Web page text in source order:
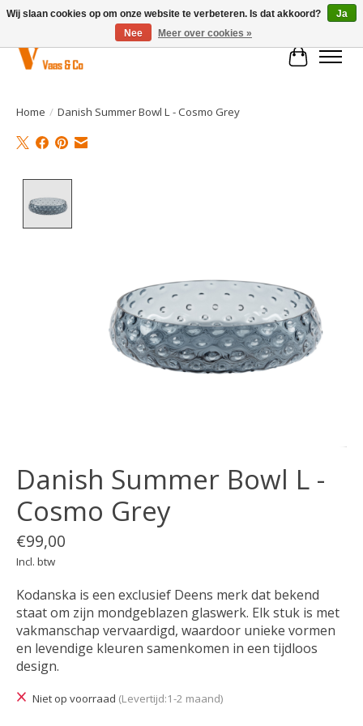
Home / Danish Summer Bowl L - Cosmo Grey
Danish Summer Bowl L -
Cosmo Grey
€99,00
Incl. btw
Kodanska is een exclusief Deens merk dat bekend
staat om zijn mondgeblazen glaswerk. Elk stuk is met
vakmanschap vervaardigd, waardoor unieke vormen
en levendige kleuren samenkomen in een tijdloos
design.
Niet op voorraad (Levertijd:1-2 maand)
Wij slaan cookies op om onze website te verbeteren. Is dat akkoord?
Ja
Nee
Meer over cookies »